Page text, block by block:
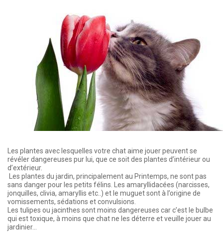
Les plantes avec lesquelles votre chat aime jouer peuvent se
révéler dangereuses pur lui, que ce soit des plantes d’intérieur ou
d’extérieur.
Les plantes du jardin, principalement au Printemps, ne sont pas
sans danger pour les petits félins. Les amaryllidacées (narcisses,
jonquilles, clivia, amaryllis etc..) et le muguet sont à l’origine de
vomissements, sédations et convulsions.
Les tulipes ou jacinthes sont moins dangereuses car c’est le bulbe
qui est toxique, à moins que chat ne les déterre et veuille jouer au
jardinier...